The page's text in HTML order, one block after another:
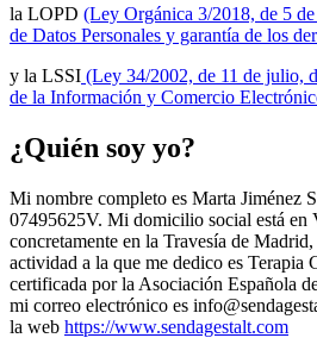
la LOPD (Ley Orgánica 3/2018, de 5
de Datos Personales y garantía de los
y la LSSI (Ley 34/2002, de 11 de julio,
de la Información y Comercio
¿Quién soy yo?
Mi nombre completo es Marta Jiménez
07495625V. Mi domicilio social está en
concretamente en la Travesía de
actividad a la que me dedico es Terapia
certificada por la Asociación Española
mi correo electrónico es
la web https://www.sendagestalt.com